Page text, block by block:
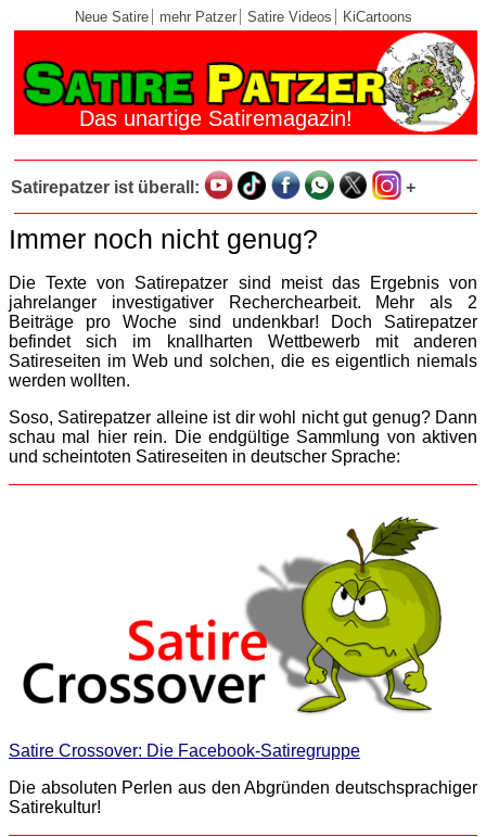
Neue Satire mehr Patzer Satire Videos KiCartoons
Das unartige Satiremagazin!
Satirepatzer ist überall: +
Immer noch nicht genug?
Die Texte von Satirepatzer sind meist das Ergebnis von
jahrelanger investigativer Recherchearbeit. Mehr als 2
Beiträge pro Woche sind undenkbar! Doch Satirepatzer
befindet sich im knallharten Wettbewerb mit anderen
Satireseiten im Web und solchen, die es eigentlich niemals
werden wollten.
Soso, Satirepatzer alleine ist dir wohl nicht gut genug? Dann
schau mal hier rein. Die endgültige Sammlung von aktiven
und scheintoten Satireseiten in deutscher Sprache:
Satire Crossover: Die Facebook-Satiregruppe
Die absoluten Perlen aus den Abgründen deutschsprachiger
Satirekultur!